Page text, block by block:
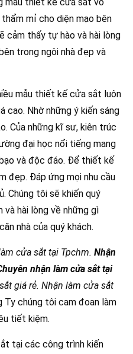
mỉ cho diện mạo bên
cảm thấy tự hào và hài lòng
trong ngôi nhà đẹp và
mẫu thiết kế cửa sắt luôn
cao. Nhờ những ý kiến sáng
Của những kĩ sư, kiên trúc
đại học nổi tiếng mang
và độc đáo. Để thiết kế
đẹp. Đáp ứng mọi nhu cầu
Chúng tôi sẽ khiến quý
và hài lòng về những gì
nhà của quý khách.
cửa sắt tại Tpchm. Nhận
nhận làm cửa sắt tại
giá rẻ. Nhận làm cửa sắt
Ty chúng tôi cam đoan làm
tiết kiệm.
tại các công trình kiến